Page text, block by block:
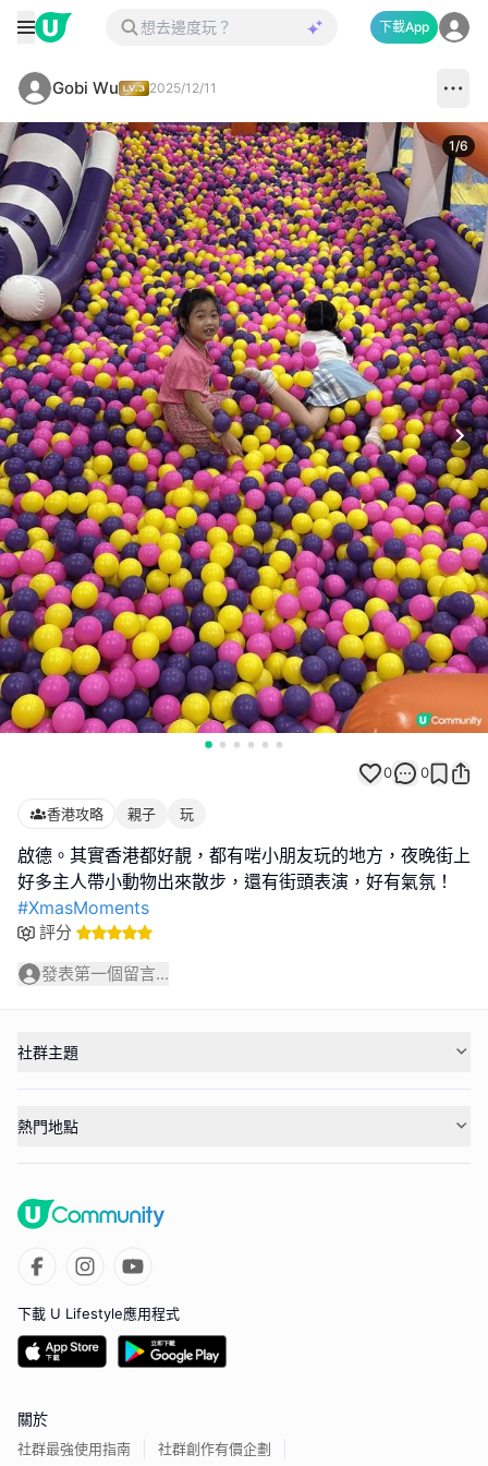
下載App
Gobi Wu 2025/12/11
1/6
0 0
香港攻略 親子 玩
啟德。其實香港都好靚，都有啱小朋友玩的地方，夜晚街上
#XmasMoments
評分
發表第一個留言...
社群主題
熱門地點
下載 U Lifestyle應用程式
關於
社群最強使用指南 社群創作有價企劃